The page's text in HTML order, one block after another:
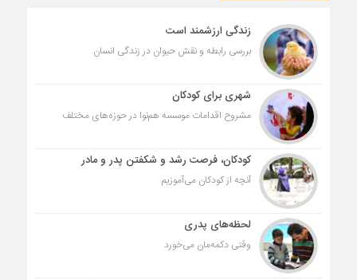
زندگی ارزشمند است
بررسی رابطه و نقش حیوان در زندگی انسان
شهری برای کودکان
مشروح اقدامات موسسه هم‌نوا در حوزه‌های مختلف
کودکان، فرصت رشد و شکفتن پدر و مادر
آنچه از کودکان می‌آموزیم
لحظه‌های پدری
وقتی دکمه‌مان می‌خورد